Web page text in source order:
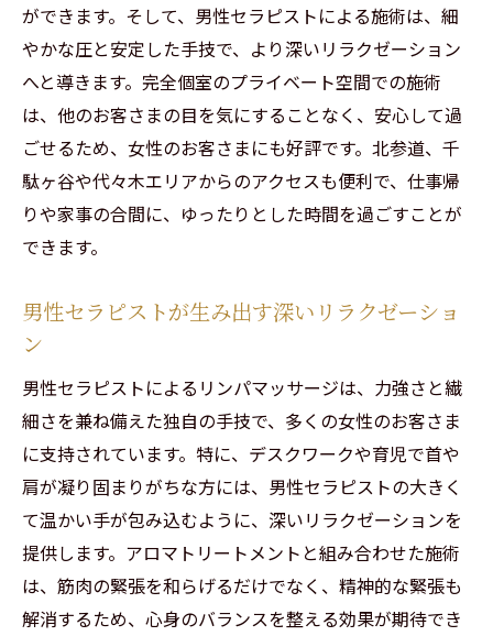
ができます。そして、男性セラピストによる施術は、細
やかな圧と安定した手技で、より深いリラクゼーション
へと導きます。完全個室のプライベート空間での施術
は、他のお客さまの目を気にすることなく、安心して過
ごせるため、女性のお客さまにも好評です。北参道、千
駄ヶ谷や代々木エリアからのアクセスも便利で、仕事帰
りや家事の合間に、ゆったりとした時間を過ごすことが
できます。
男性セラピストが生み出す深いリラクゼーショ
ン
男性セラピストによるリンパマッサージは、力強さと繊
細さを兼ね備えた独自の手技で、多くの女性のお客さま
に支持されています。特に、デスクワークや育児で首や
肩が凝り固まりがちな方には、男性セラピストの大きく
て温かい手が包み込むように、深いリラクゼーションを
提供します。アロマトリートメントと組み合わせた施術
は、筋肉の緊張を和らげるだけでなく、精神的な緊張も
解消するため、心身のバランスを整える効果が期待でき